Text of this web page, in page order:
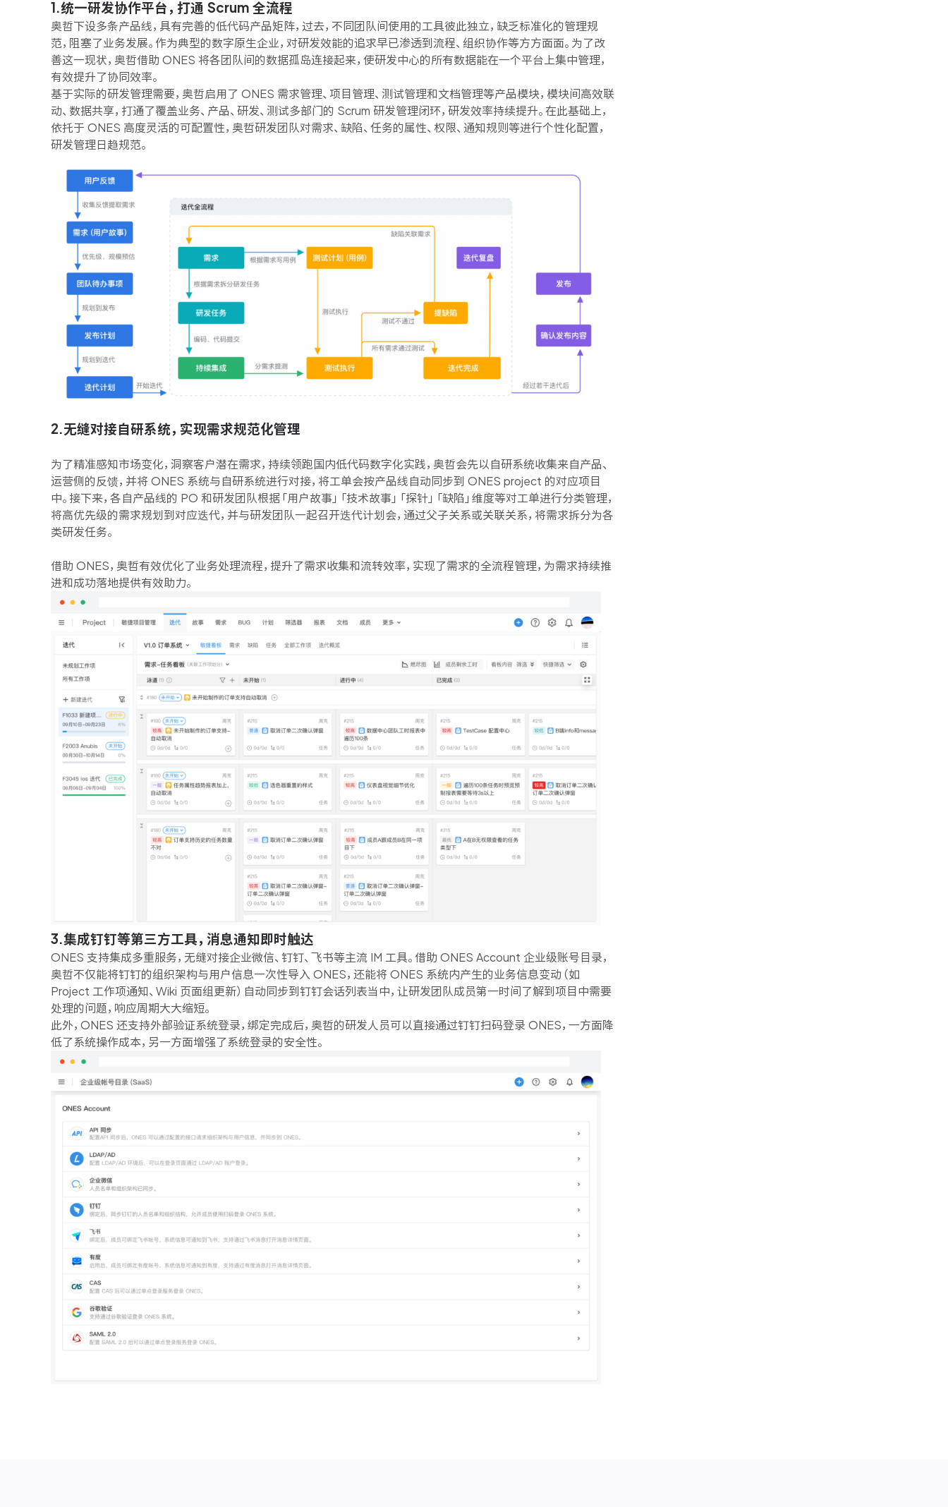
1.统一研发协作平台，打通 Scrum 全流程
奥哲下设多条产品线，具有完善的低代码产品矩阵，过去，不同团队间使用的工具彼此独立，缺乏标准化的管理规
范，阻塞了业务发展。作为典型的数字原生企业，对研发效能的追求早已渗透到流程、组织协作等方方面面。为了改
善这一现状， 奥哲借助 ONES 将各团队间的数据孤岛连接起来，使研发中心的所有数据能在一个平台上集中管理，
有效提升了协同效率。
基于实际的研发管理需要， 奥哲启用了 ONES 需求管理、项目管理、测试管理和文档管理等产品模块， 模块间高效联
动、数据共享，打通了覆盖业务、产品、研发、测试多部门的 Scrum 研发管理闭环，研发效率持续提升。在此基础上，
依托于 ONES 高度灵活的可配置性，奥哲研发团队对需求、缺陷、任务的属性、权限、通知规则等进行个性化配置，
研发管理日趋规范。
2.无缝对接自研系统，实现需求规范化管理
为了精准感知市场变化，洞察客户潜在需求，持续领跑国内低代码数字化实践， 奥哲会先以自研系统收集来自产品、
运营侧的反馈，并将 ONES 系统与自研系统进行对接， 将工单会按产品线自动同步到 ONES project 的对应项目
中。接下来，各自产品线的 PO 和研发团队根据「用户故事」「技术故事」「探针」「缺陷」维度等对工单进行分类管理，
将高优先级的需求规划到对应迭代，并与研发团队一起召开迭代计划会，通过父子关系或关联关系，将需求拆分为各
类研发任务。
借助 ONES，奥哲有效优化了业务处理流程，提升了需求收集和流转效率，实现了需求的全流程管理，为需求持续推
进和成功落地提供有效助力。
3.集成钉钉等第三方工具，消息通知即时触达
ONES 支持集成多重服务，无缝对接企业微信、钉钉、飞书等主流 IM 工具。 借助 ONES Account 企业级账号目录，
奥哲不仅能将钉钉的组织架构与用户信息一次性导入 ONES，还能将 ONES 系统内产生的业务信息变动（如
Project 工作项通知、Wiki 页面组更新）自动同步到钉钉会话列表当中，让研发团队成员第一时间了解到项目中需要
处理的问题，响应周期大大缩短。
此外，ONES 还支持外部验证系统登录， 绑定完成后，奥哲的研发人员可以直接通过钉钉扫码登录 ONES， 一方面降
低了系统操作成本，另一方面增强了系统登录的安全性。